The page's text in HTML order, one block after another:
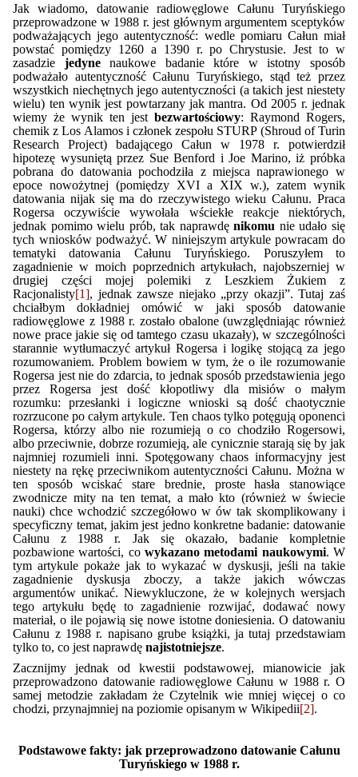
Jak wiadomo, datowanie radiowęglowe Całunu Turyńskiego
przeprowadzone w 1988 r. jest głównym argumentem sceptyków
podważających jego autentyczność: wedle pomiaru Całun miał
powstać pomiędzy 1260 a 1390 r. po Chrystusie. Jest to w
zasadzie jedynenaukowe badanie które w istotny sposób
podważało autentyczność Całunu Turyńskiego, stąd też przez
wszystkich niechętnych jego autentyczności (a takich jest niestety
wielu) ten wynik jest powtarzany jak mantra. Od 2005 r. jednak
wiemy że wynik ten jest bezwartościowy: Raymond Rogers,
chemik z Los Alamos i członek zespołu STURP (Shroud of Turin
Research Project) badającego Całun w 1978 r. potwierdził
hipotezę wysuniętą przez Sue Benford i Joe Marino, iż próbka
pobrana do datowania pochodziła z miejsca naprawionego w
epoce nowożytnej (pomiędzy XVI a XIX w.), zatem wynik
datowania nijak się ma do rzeczywistego wieku Całunu. Praca
Rogersa oczywiście wywołała wściekłe reakcje niektórych,
jednak pomimo wielu prób, tak naprawdęnikomu nie udało się
tych wniosków podważyć. W niniejszym artykule powracam do
tematyki datowania Całunu Turyńskiego. Poruszyłem to
zagadnienie w moich poprzednich artykułach, najobszerniej w
drugiej części mojej polemiki z Leszkiem Żukiem z
Racjonalisty[1], jednak zawsze niejako „przy okazji”. Tutaj zaś
chciałbym dokładniej omówić w jaki sposób datowanie
radiowęglowe z 1988 r. zostało obalone (uwzględniając również
nowe prace jakie się od tamtego czasu ukazały), w szczególności
starannie wytłumaczyć artykuł Rogersa i logikę stojącą za jego
rozumowaniem. Problem bowiem w tym, że o ile rozumowanie
Rogersa jest nie do zdarcia, to jednak sposób przedstawienia jego
przez Rogersa jest dość kłopotliwy dla misiów o małym
rozumku: przesłanki i logiczne wnioski są dość chaotycznie
rozrzucone po całym artykule. Ten chaos tylko potęgują oponenci
Rogersa, którzy albo nie rozumieją o co chodziło Rogersowi,
albo przeciwnie, dobrze rozumieją, ale cynicznie starają się by jak
najmniej rozumieli inni. Spotęgowany chaos informacyjny jest
niestety na rękę przeciwnikom autentyczności Całunu. Można w
ten sposób wciskać stare brednie, proste hasła stanowiące
zwodnicze mity na ten temat, a mało kto (również w świecie
nauki) chce wchodzić szczegółowo w ów tak skomplikowany i
specyficzny temat, jakim jest jedno konkretne badanie: datowanie
Całunu z 1988 r. Jak się okazało, badanie kompletnie
pozbawione wartości, co wykazano metodami naukowymi. W
tym artykule pokaże jak to wykazać w dyskusji, jeśli na takie
zagadnienie dyskusja zboczy, a także jakich wówczas
argumentów unikać. Niewykluczone, że w kolejnych wersjach
tego artykułu będę to zagadnienie rozwijać, dodawać nowy
materiał, o ile pojawią się nowe istotne doniesienia. O datowaniu
Całunu z 1988 r. napisano grube książki, ja tutaj przedstawiam
tylko to, co jest naprawdęnajistotniejsze.
Zacznijmy jednak od kwestii podstawowej, mianowicie jak
przeprowadzono datowanie radiowęglowe Całunu w 1988 r. O
samej metodzie zakładam że Czytelnik wie mniej więcej o co
chodzi, przynajmniej na poziomie opisanym w Wikipedii[2].
Podstawowe fakty: jak przeprowadzono datowanie Całunu
Turyńskiego w 1988 r.